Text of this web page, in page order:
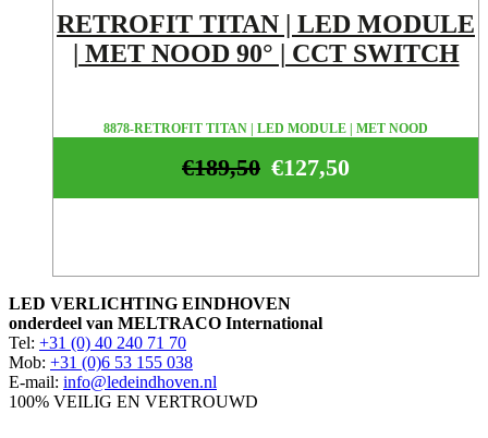
RETROFIT TITAN | LED MODULE
| MET NOOD 90° | CCT SWITCH
8878-RETROFIT TITAN | LED MODULE | MET NOOD
€127,50
€189,50
LED VERLICHTING EINDHOVEN
onderdeel van MELTRACO International
Tel: +31 (0) 40 240 71 70
Mob: +31 (0)6 53 155 038
E-mail: info@ledeindhoven.nl
100% VEILIG EN VERTROUWD